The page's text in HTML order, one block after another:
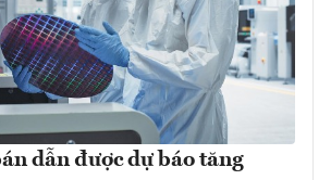
dẫn được dự báo tăng